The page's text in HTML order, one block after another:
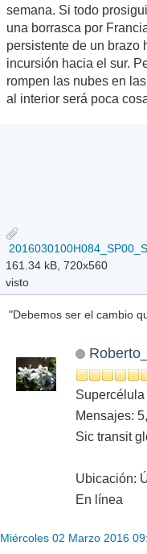
semana. Si todo
una borrasca por
persistente de un brazo
incursión hacia el sur.
rompen las nubes en
al interior será poca
161.34 kB, 720x560
visto
"Debemos ser el cambio
Supercélula
Mensajes:
Sic transit
Ubicación:
En línea
Miércoles 02 Marzo 2016